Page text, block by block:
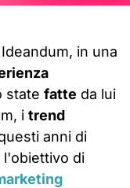
in una
state fatte da lui
i trend
anni di
l'obiettivo di